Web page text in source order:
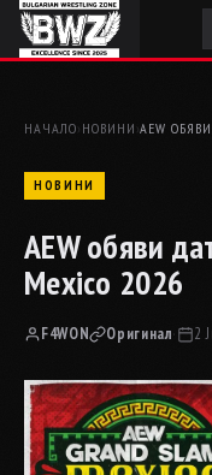
НАЧАЛО› НОВИНИ ›AEW
НОВИНИ
AEW обяви
Mexico 2026
F4WON Оригинал· 2